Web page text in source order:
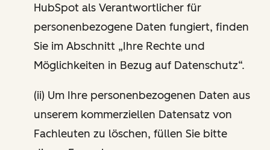
HubSpot als Verantwortlicher für
personenbezogene Daten fungiert, finden
Sie im Abschnitt „Ihre Rechte und
Möglichkeiten in Bezug auf Datenschutz“.
(ii) Um Ihre personenbezogenen Daten aus
unserem kommerziellen Datensatz von
Fachleuten zu löschen, füllen Sie bitte